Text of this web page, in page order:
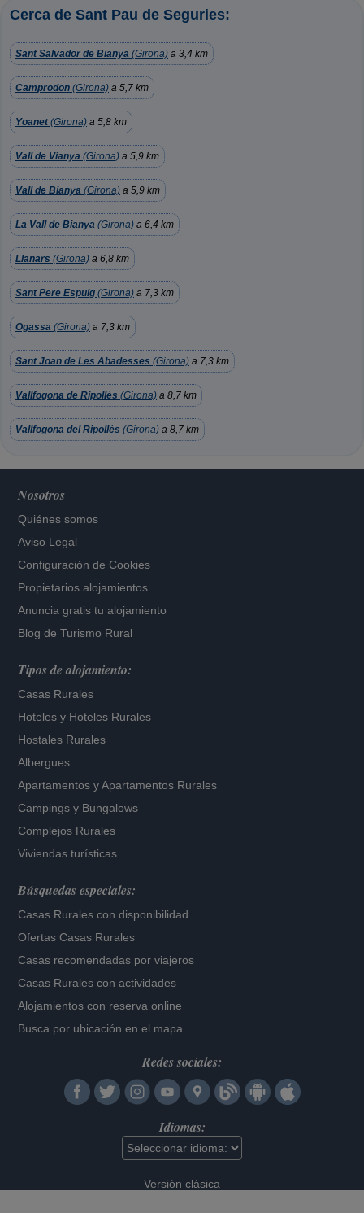
Cerca de Sant Pau de Seguries:
Sant Salvador de Bianya (Girona) a 3,4 km
Camprodon (Girona) a 5,7 km
Yoanet(Girona) a 5,8 km
Vall de Vianya (Girona) a 5,9 km
Vall de Bianya (Girona) a 5,9 km
La Vall de Bianya (Girona) a 6,4 km
Llanars (Girona) a 6,8 km
Sant Pere Espuig (Girona) a 7,3 km
Ogassa (Girona) a 7,3 km
Sant Joan de Les Abadesses (Girona) a 7,3 km
Vallfogona de Ripollès (Girona) a 8,7 km
Vallfogona del Ripollès (Girona) a 8,7 km
Nosotros
Quiénes somos
Aviso Legal
Configuración de Cookies
Propietarios alojamientos
Anuncia gratis tu alojamiento
Blog de Turismo Rural
Tipos de alojamiento:
Casas Rurales
Hoteles y Hoteles Rurales
Hostales Rurales
Albergues
Apartamentos yApartamentos Rurales
Campings y Bungalows
Complejos Rurales
Viviendas turísticas
Búsquedas especiales:
Casas Rurales con disponibilidad
Ofertas Casas Rurales
Casas recomendadas por viajeros
Casas Rurales con actividades
Alojamientos con reserva online
Busca por ubicación en el mapa
Redes sociales:
Idiomas:
Versión clásica